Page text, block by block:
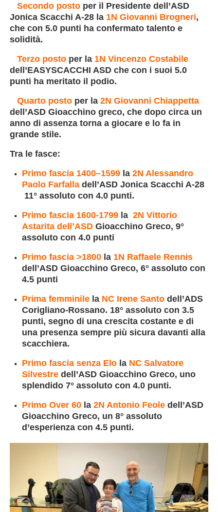
Secondo posto per il Presidente dell’ASD
Jonica Scacchi A-28 la 1N Giovanni Brogneri,
che con 5.0 punti ha confermato talento e
solidità.
Terzo posto per la 1N Vincenzo Costabile
dell’EASYSCACCHI ASD che con i suoi 5.0
punti ha meritato il podio.
Quarto posto per la 2N Giovanni Chiappetta
dell’ASD Gioacchino greco, che dopo circa un
anno di assenza torna a giocare e lo fa in
grande stile.
Tra le fasce:
Primo fascia 1400–1599 la 2N Alessandro
Paolo Farfalla dell’ASD Jonica Scacchi A-28
11° assoluto con 4.0 punti.
Primo fascia 1600-1799 la 2N Vittorio
Astarita dell’ASD Gioacchino Greco, 9°
assoluto con 4.0 punti
Primo fascia >1800 la 1N Raffaele Rennis
dell’ASD Gioacchino Greco, 6° assoluto con
4.5 punti
Prima femminile la NC Irene Santo dell’ADS
Corigliano-Rossano. 18° assoluto con 3.5
punti, segno di una crescita costante e di
una presenza sempre più sicura davanti alla
scacchiera.
Primo fascia senza Elo la NC Salvatore
Silvestre dell’ASD Gioacchino Greco, uno
splendido 7° assoluto con 4.0 punti.
Primo Over 60 la 2N Antonio Feole dell’ASD
Gioacchino Greco, un 8° assoluto
d’esperienza con 4.5 punti.